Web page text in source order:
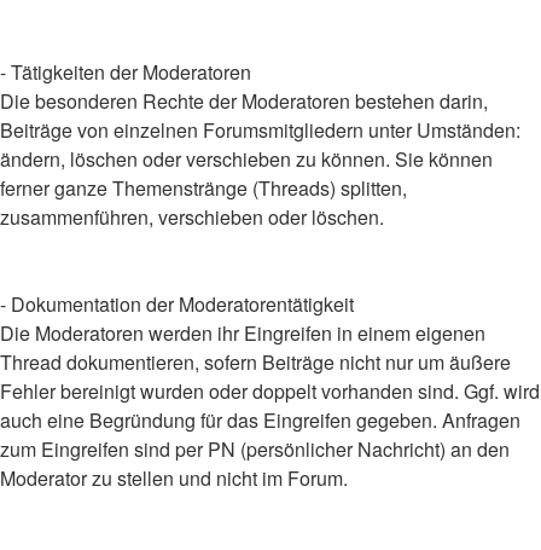
- Tätigkeiten der Moderatoren
Die besonderen Rechte der Moderatoren bestehen darin,
Beiträge von einzelnen Forumsmitgliedern unter Umständen:
ändern, löschen oder verschieben zu können. Sie können
ferner ganze Themenstränge (Threads) splitten,
zusammenführen, verschieben oder löschen.
- Dokumentation der Moderatorentätigkeit
Die Moderatoren werden ihr Eingreifen in einem eigenen
Thread dokumentieren, sofern Beiträge nicht nur um äußere
Fehler bereinigt wurden oder doppelt vorhanden sind. Ggf. wird
auch eine Begründung für das Eingreifen gegeben. Anfragen
zum Eingreifen sind per PN (persönlicher Nachricht) an den
Moderator zu stellen und nicht im Forum.